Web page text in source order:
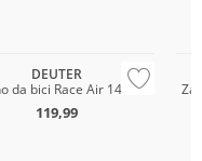
DEUTER
da bici Race Air 14+3
119,99